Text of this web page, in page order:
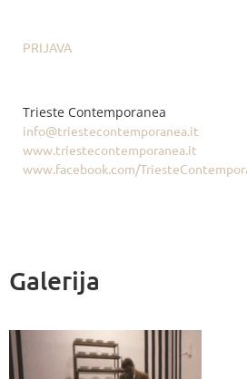
PRIJAVA
Trieste Contemporanea
info@triestecontemporanea.it
www.triestecontemporanea.it
www.facebook.com/
Galerija